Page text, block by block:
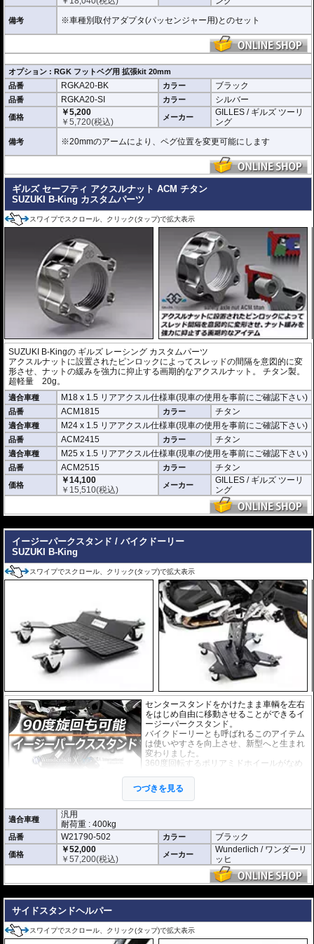
備考 ※車種別取付アダプタ(パッセンジャー用)とのセット
オプション : RGK フットベグ用 拡張kit 20mm
品番
RGKA20-BK カラー ブラック
品番 RGKA20-SI カラー シルバー
価格
￥5,200
￥5,720(税込) メーカー
GILLES / ギルズ ツーリ
ング
備考 ※20mmのアームにより、ペグ位置を変更可能にします
ギルズ セーフティ アクスルナット ACM チタン
SUZUKI B-King カスタムパーツ
スワイプでスクロール、クリック(タップ)で拡大表示
SUZUKI B-Kingの ギルズ レーシング カスタムパーツ
アクスルナットに設置されたピンロックによってスレッドの間隔を意図的に変
形させ、ナットの緩みを強力に抑止する画期的なアクスルナット。 チタン製。
超軽量 20g。
適合車種 M18 x 1.5 リアアクスル仕様車(現車の使用を事前にご確認下さい)
品番 ACM1815 カラー チタン
適合車種 M24 x 1.5 リアアクスル仕様車(現車の使用を事前にご確認下さい)
品番 ACM2415 カラー チタン
適合車種 M25 x 1.5 リアアクスル仕様車(現車の使用を事前にご確認下さい)
品番 ACM2515 カラー チタン
価格
￥14,100
￥ 15,510(税込) メーカー
GILLES / ギルズ ツーリ
ング
イージーパークスタンド / バイクドーリー
SUZUKI B-King
スワイプでスクロール、クリック(タップ)で拡大表示
センタースタンドをかけたまま車輌を左右
をはじめ自由に移動させることができるイ
ージーパークスタンド。
バイクドーリーとも呼ばれるこのアイテム
は使いやすさを向上させ、新型へと生まれ
変わりました。
360度回転するポリアミドホイールがなめ
ません。女性の方でも簡単に扱えます。イ
ージーパークスタンドの車輪にはロックシ
ステムが2箇所搭載。
またセンタースタンドを立てる際に滑り止めとしてプレートにラバーシートが
設置されて安全面にも高い信頼性があります。
狭い空間での車輌保管には威力を発揮するでしょう。
※商品説明の動画は旧型製品です。使用方法は変わりません。
つづきを見る
適合車種
汎用
耐荷重 : 400kg
品番 W21790-502 カラー ブラック
価格
￥52,000
￥57,200(税込) メーカー
Wunderlich / ワンダーリ
ッヒ
サイドスタンドヘルパー
スワイプでスクロール、クリック(タップ)で拡大表示